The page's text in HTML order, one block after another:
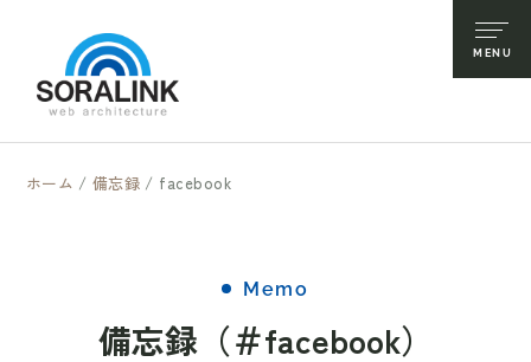
ホーム / 備忘録 / facebook
Memo
備忘録（＃facebook）